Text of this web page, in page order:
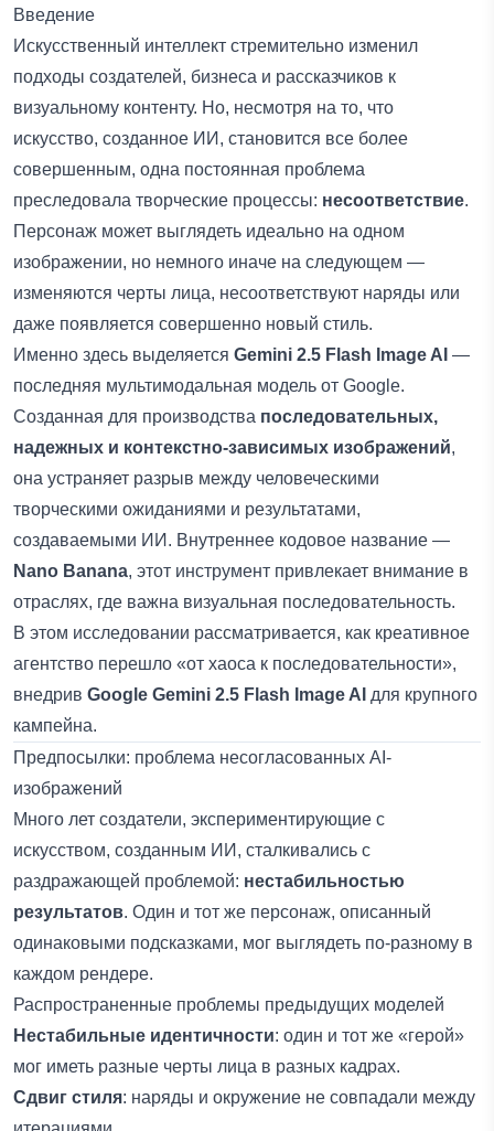
Введение
Искусственный интеллект стремительно изменил
подходы создателей, бизнеса и рассказчиков к
визуальному контенту. Но, несмотря на то, что
искусство, созданное ИИ, становится все более
совершенным, одна постоянная проблема
преследовала творческие процессы: несоответствие.
Персонаж может выглядеть идеально на одном
изображении, но немного иначе на следующем —
изменяются черты лица, несоответствуют наряды или
даже появляется совершенно новый стиль.
Именно здесь выделяется Gemini 2.5 Flash Image AI —
последняя мультимодальная модель от Google.
Созданная для производства последовательных,
надежных и контекстно-зависимых изображений,
она устраняет разрыв между человеческими
творческими ожиданиями и результатами,
создаваемыми ИИ. Внутреннее кодовое название —
Nano Banana, этот инструмент привлекает внимание в
отраслях, где важна визуальная последовательность.
В этом исследовании рассматривается, как креативное
агентство перешло «от хаоса к последовательности»,
внедрив Google Gemini 2.5 Flash Image AI для крупного
кампейна.
Предпосылки: проблема несогласованных AI-
изображений
Много лет создатели, экспериментирующие с
искусством, созданным ИИ, сталкивались с
раздражающей проблемой: нестабильностью
результатов. Один и тот же персонаж, описанный
одинаковыми подсказками, мог выглядеть по-разному в
каждом рендере.
Распространенные проблемы предыдущих моделей
Нестабильные идентичности: один и тот же «герой»
мог иметь разные черты лица в разных кадрах.
Сдвиг стиля: наряды и окружение не совпадали между